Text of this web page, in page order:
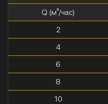
Q (м³/час)
2
4
6
8
10